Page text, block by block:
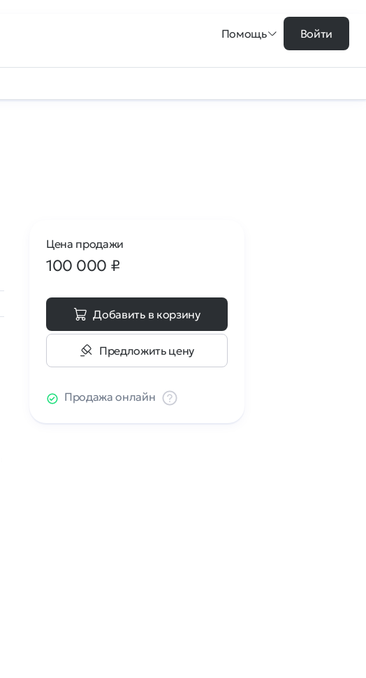
Помощь Войти
Цена продажи
100 000 ₽
Добавить в корзину
Предложить цену
Продажа онлайн